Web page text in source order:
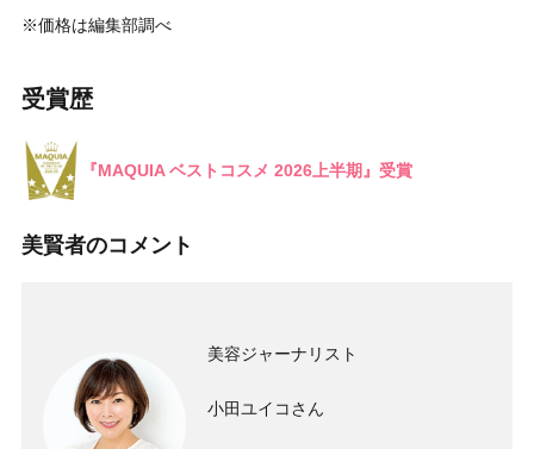
※価格は編集部調べ
受賞歴
『MAQUIA ベストコスメ 2026上半期』受賞
美賢者のコメント
美容ジャーナリスト
小田ユイコさん